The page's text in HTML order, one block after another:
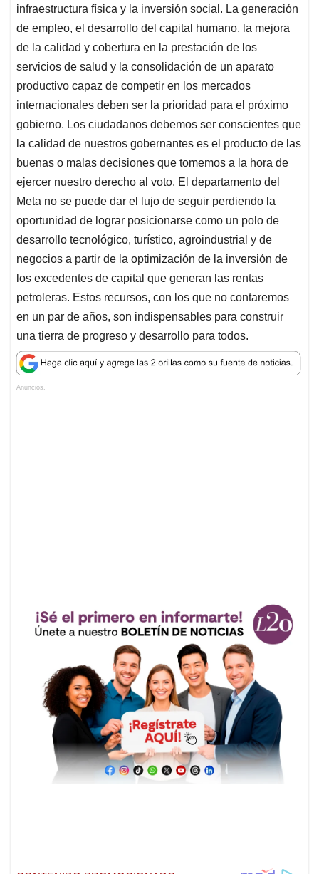
infraestructura física y la inversión social. La generación
de empleo, el desarrollo del capital humano, la mejora
de la calidad y cobertura en la prestación de los
servicios de salud y la consolidación de un aparato
productivo capaz de competir en los mercados
internacionales deben ser la prioridad para el próximo
gobierno. Los ciudadanos debemos ser conscientes que
la calidad de nuestros gobernantes es el producto de las
buenas o malas decisiones que tomemos a la hora de
ejercer nuestro derecho al voto. El departamento del
Meta no se puede dar el lujo de seguir perdiendo la
oportunidad de lograr posicionarse como un polo de
desarrollo tecnológico, turístico, agroindustrial y de
negocios a partir de la optimización de la inversión de
los excedentes de capital que generan las rentas
petroleras. Estos recursos, con los que no contaremos
en un par de años, son indispensables para construir
una tierra de progreso y desarrollo para todos.
Anuncios.